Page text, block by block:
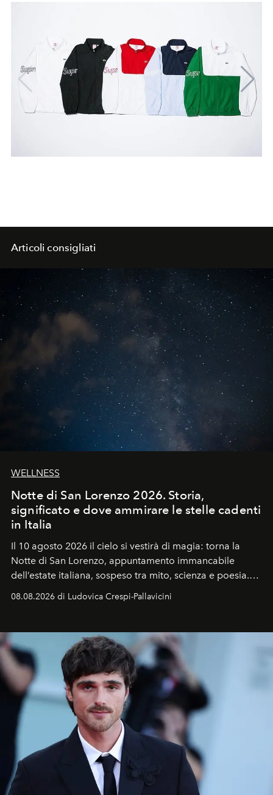
Articoli consigliati
WELLNESS
Notte di San Lorenzo 2026. Storia,
significato e dove ammirare le stelle cadenti
in Italia
Il 10 agosto 2026 il cielo si vestirà di magia: torna la
Notte di San Lorenzo, appuntamento immancabile
dell’estate italiana, sospeso tra mito, scienza e poesia.
Sarà il momento in cui gli occhi si alzano verso la volta
celeste per seguire il passaggio delle
all’universo i desideri più segreti
08.08.2026 di Ludovica Crespi-Pallavicini